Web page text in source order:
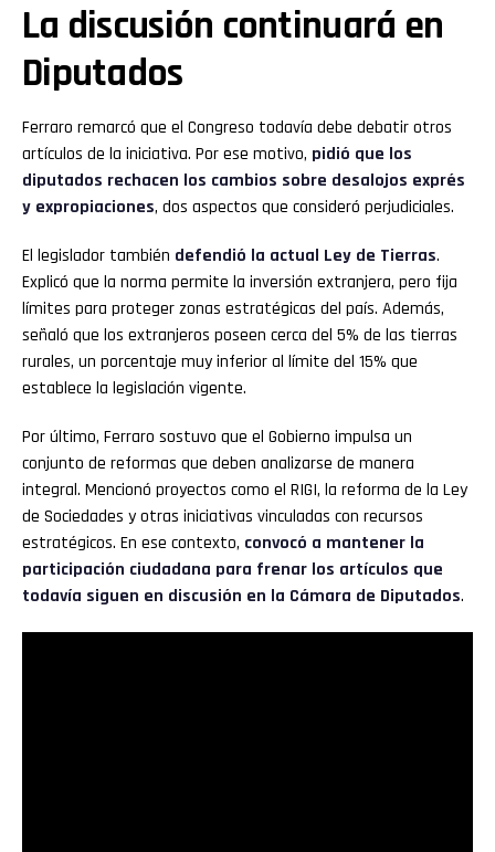
La discusión continuará en
Diputados
Ferraro remarcó que el Congreso todavía debe debatir otros
artículos de la iniciativa. Por ese motivo, pidió que los
diputados rechacen los cambios sobre desalojos exprés
y expropiaciones, dos aspectos que consideró perjudiciales.
El legislador también defendió la actual Ley de Tierras.
Explicó que la norma permite la inversión extranjera, pero fija
límites para proteger zonas estratégicas del país. Además,
señaló que los extranjeros poseen cerca del 5% de las tierras
rurales, un porcentaje muy inferior al límite del 15% que
establece la legislación vigente.
Por último, Ferraro sostuvo que el Gobierno impulsa un
conjunto de reformas que deben analizarse de manera
integral. Mencionó proyectos como el RIGI, la reforma de la Ley
de Sociedades y otras iniciativas vinculadas con recursos
estratégicos. En ese contexto, convocó a mantener la
participación ciudadana para frenar los artículos que
todavía siguen en discusión en la Cámara de Diputados.